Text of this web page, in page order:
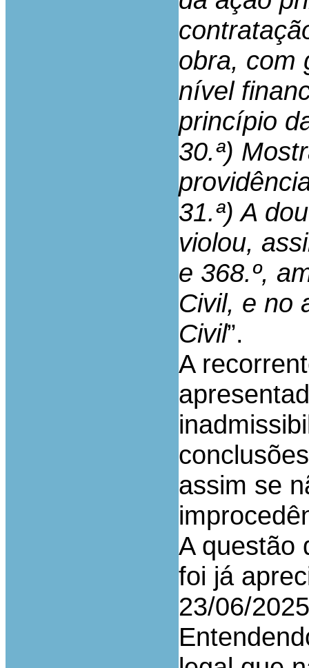
obra, com
nível
princípio
30.ª)
31.ª) A
violou,
e 368.º,
Civil, e no
Civil”.
A
assim se
A questão
foi já
23/06/